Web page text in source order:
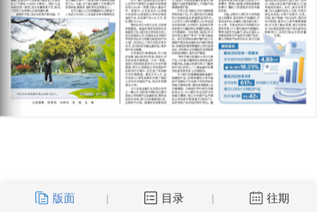
版面 | 目录 | 往期